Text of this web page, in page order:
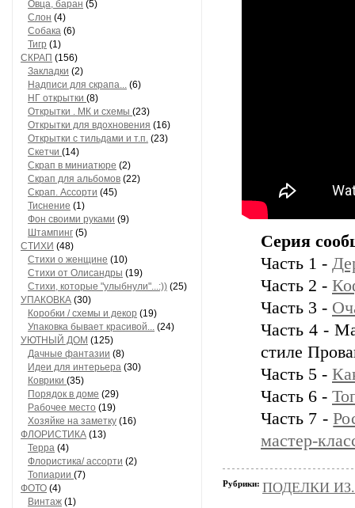
Овца, баран (5)
Слон (4)
Собака (6)
Тигр (1)
СКРАП (156)
Закладки (2)
Надписи для скрапа... (6)
НГ открытки (8)
Открытки . МК и схемы (23)
Открытки для вдохновения (16)
Открытки с тильдами и т.п. (23)
Скетчи (14)
Скрап в миниатюре (2)
Скрап для альбомов (22)
Скрап. Ассорти (45)
Тиснение (1)
Фон своими руками (9)
Штампинг (5)
СТИХИ (48)
Стихи о женщине (10)
Стихи от Олисандры (19)
Стихи, которые "улыбнули"...:)) (25)
УПАКОВКА (30)
Коробки / схемы и декор (19)
Упаковка бывает красивой... (24)
УЮТНЫЙ ДОМ (125)
Дачные фантазии (8)
Идеи для интерьера (30)
Коврики (35)
Порядок в доме (29)
Рабочее место (19)
Хозяйке на заметку (16)
ФЛОРИСТИКА (13)
Терра (4)
Флористика/ ассорти (2)
Топиарии (7)
ФОТО (4)
Винтаж (1)
Серия
Часть 1 -
Часть 2 -
Часть 3 -
Часть 4 -
стиле
Часть 5 -
Часть 6 -
Часть 7 -
мастер-
Рубрики: ПОДЕЛКИ